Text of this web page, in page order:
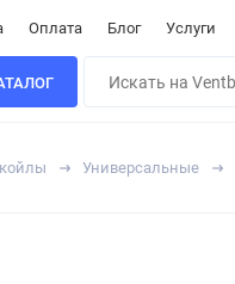
Оплата Блог Услуги
Универсальные